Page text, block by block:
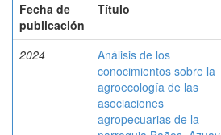
Fecha de
publicación
Título
2024
Análisis de los
conocimientos sobre la
agroecología de las
asociaciones
agropecuarias de la